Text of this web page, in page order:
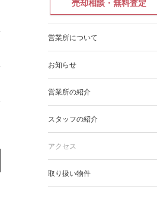
売却相談・無料査定
営業所について
お知らせ
営業所の紹介
スタッフの紹介
アクセス
取り扱い物件